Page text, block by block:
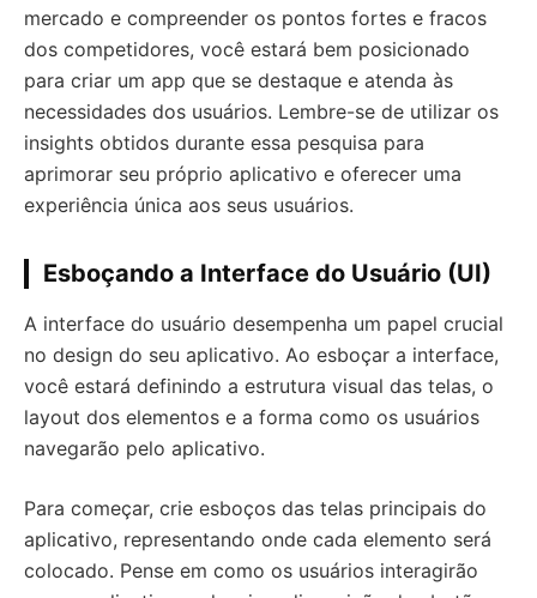
mercado e compreender os pontos fortes e fracos
dos competidores, você estará bem posicionado
para criar um app que se destaque e atenda às
necessidades dos usuários. Lembre-se de utilizar os
insights obtidos durante essa pesquisa para
aprimorar seu próprio aplicativo e oferecer uma
experiência única aos seus usuários.
Esboçando a Interface do Usuário (UI)
A interface do usuário desempenha um papel crucial
no design do seu aplicativo. Ao esboçar a interface,
você estará definindo a estrutura visual das telas, o
layout dos elementos e a forma como os usuários
navegarão pelo aplicativo.
Para começar, crie esboços das telas principais do
aplicativo, representando onde cada elemento será
colocado. Pense em como os usuários interagirão